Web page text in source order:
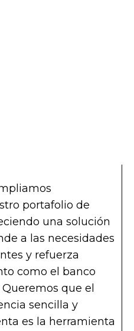
portafolio de
una solución
a las necesidades
y refuerza
como el banco
que el
sencilla y
es la herramienta